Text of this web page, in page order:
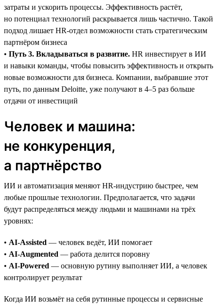
затраты и ускорить процессы. Эффективность растёт,
но потенциал технологий раскрывается лишь частично. Такой
подход лишает HR-отдел возможности стать стратегическим
партнёром бизнеса
• Путь 3. Вкладываться в развитие. HR инвестирует в ИИ
и навыки команды, чтобы повысить эффективность и открыть
новые возможности для бизнеса. Компании, выбравшие этот
путь, по данным Deloitte, уже получают в 4–5 раз больше
отдачи от инвестиций
Человек и машина:
не конкуренция,
а партнёрство
ИИ и автоматизация меняют HR-индустрию быстрее, чем
любые прошлые технологии. Предполагается, что задачи
будут распределяться между людьми и машинами на трёх
уровнях:
• AI-Assisted — человек ведёт, ИИ помогает
• AI-Augmented — работа делится поровну
• AI-Powered — основную рутину выполняет ИИ, а человек
контролирует результат
Когда ИИ возьмёт на себя рутинные процессы и сервисные